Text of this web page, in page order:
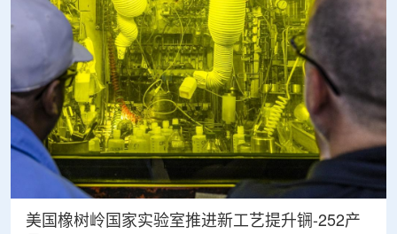
美国橡树岭国家实验室推进新工艺提升锎-252产